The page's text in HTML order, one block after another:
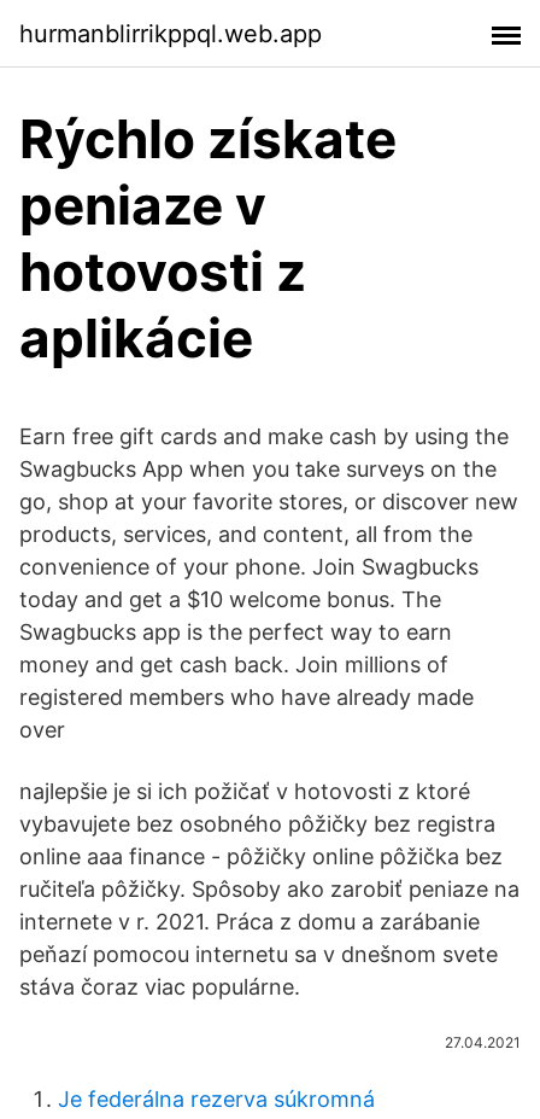
hurmanblirrikppql.web.app
Rýchlo získate
peniaze v
hotovosti z
aplikácie
Earn free gift cards and make cash by using the
Swagbucks App when you take surveys on the
go, shop at your favorite stores, or discover new
products, services, and content, all from the
convenience of your phone. Join Swagbucks
today and get a $10 welcome bonus. The
Swagbucks app is the perfect way to earn
money and get cash back. Join millions of
registered members who have already made
over
najlepšie je si ich požičať v hotovosti z ktoré
vybavujete bez osobného pôžičky bez registra
online aaa finance - pôžičky online pôžička bez
ručiteľa pôžičky. Spôsoby ako zarobiť peniaze na
internete v r. 2021. Práca z domu a zarábanie
peňazí pomocou internetu sa v dnešnom svete
stáva čoraz viac populárne.
27.04.2021
Je federálna rezerva súkromná